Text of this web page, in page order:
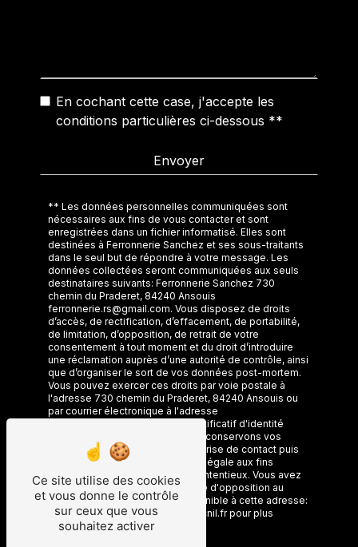
En cochant cette case, j'accepte les
conditions particulières ci-dessous **
Envoyer
** Les données personnelles communiquées sont
nécessaires aux fins de vous contacter et sont
enregistrées dans un fichier informatisé. Elles sont
destinées à Ferronnerie Sanchez et ses sous-traitants
dans le seul but de répondre à votre message. Les
données collectées seront communiquées aux seuls
destinataires suivants: Ferronnerie Sanchez 730
chemin du Praderet, 84240 Ansouis
ferronnerie.rs@gmail.com. Vous disposez de droits
d’accès, de rectification, d’effacement, de portabilité,
de limitation, d’opposition, de retrait de votre
consentement à tout moment et du droit d’introduire
une réclamation auprès d’une autorité de contrôle, ainsi
que d’organiser le sort de vos données post-mortem.
Vous pouvez exercer ces droits par voie postale à
l'adresse 730 chemin du Praderet, 84240 Ansouis ou
par courrier électronique à l'adresse
ferronnerie.rs@gmail.com. Un justificatif d'identité
pourra vous être demandé. Nous conservons vos
données pendant la période de prise de contact puis
pendant la durée de prescription légale aux fins
probatoires et de gestion des contentieux. Vous avez
le droit de vous inscrire sur la liste d'opposition au
démarchage téléphonique, disponible à cette adresse:
Bloctel.gouv.fr. Consultez le site cnil.fr pour plus
d’informations sur vos droits.
Ce site utilise des cookies
et vous donne le contrôle
sur ceux que vous
souhaitez activer